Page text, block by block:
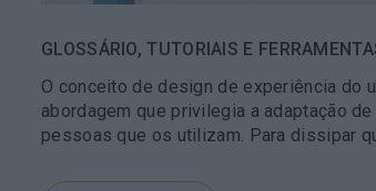
GLOSSÁRIO, TUTORIAIS E
O conceito de design de experiência do
abordagem que privilegia a adaptação
pessoas que os utilizam. Para dissipar